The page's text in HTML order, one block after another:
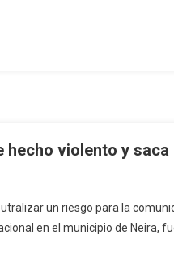
violento y
un riesgo para la
en el municipio de Neira,